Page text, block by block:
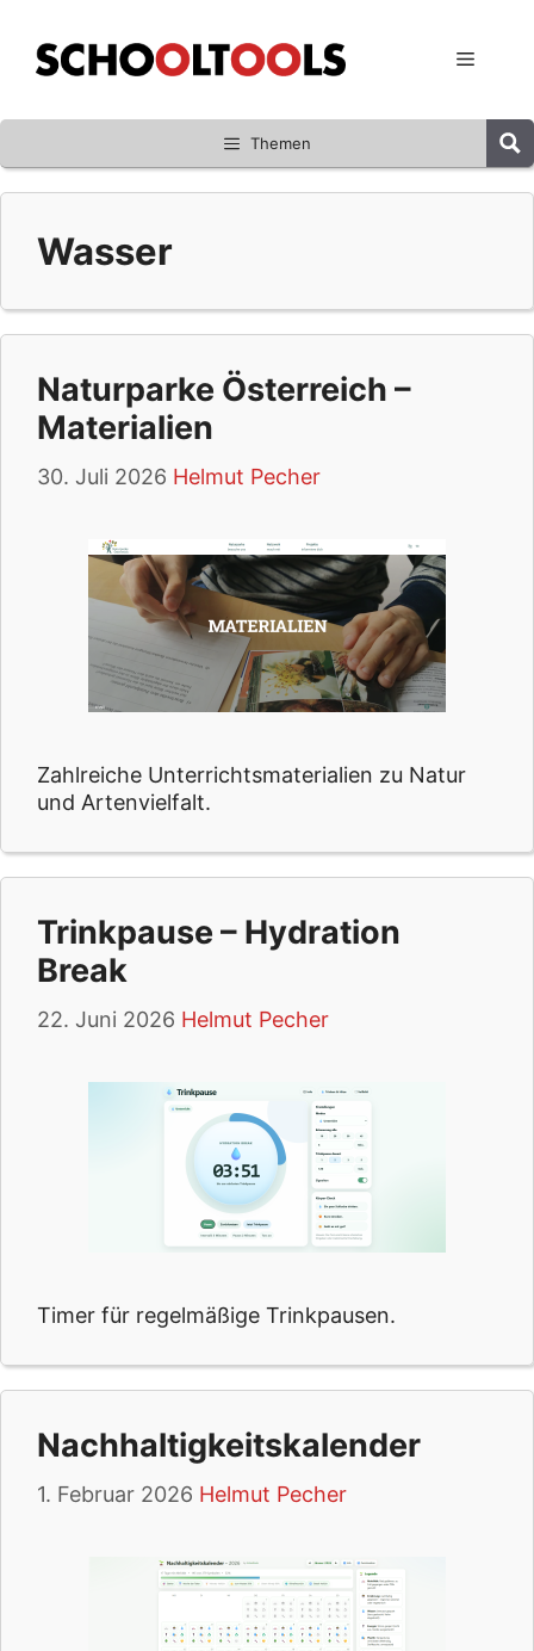
Inhalt
springen
Menü
Themen
Wasser
Naturparke Österreich –
Materialien
30. Juli 2026 Helmut Pecher
Zahlreiche Unterrichtsmaterialien zu Natur
und Artenvielfalt.
Trinkpause – Hydration
Break
22. Juni 2026 Helmut Pecher
Timer für regelmäßige Trinkpausen.
Nachhaltigkeitskalender
1. Februar 2026 Helmut Pecher